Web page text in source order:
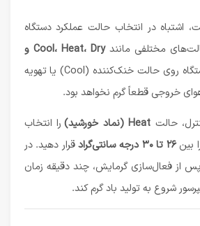
اشتباه در انتخاب حالت عملکرد دستگاه
مختلفی مانند
Cool، Heat، Dry و
کار می‌کند. اگر دستگاه روی حالت خنک‌کننده (Cool) یا تهویه
حالت Heat (نماد خورشید)
را انتخاب
بین۲۶ تا ۳۰ درجه سانتی‌گراد
قرار دهید. در
از فعال‌سازی گرمایش، چند دقیقه زمان
شروع به تولید باد گرم کند.